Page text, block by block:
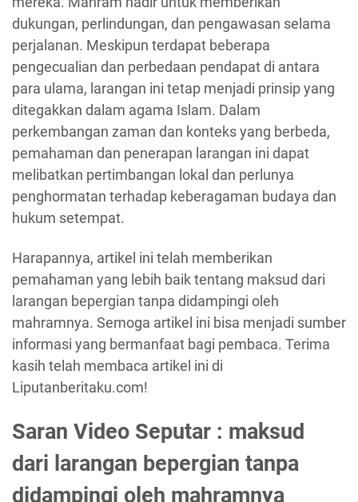
dukungan, perlindungan, dan pengawasan selama
perjalanan. Meskipun terdapat beberapa
pengecualian dan perbedaan pendapat di antara
para ulama, larangan ini tetap menjadi prinsip yang
ditegakkan dalam agama Islam. Dalam
perkembangan zaman dan konteks yang berbeda,
pemahaman dan penerapan larangan ini dapat
melibatkan pertimbangan lokal dan perlunya
penghormatan terhadap keberagaman budaya dan
hukum setempat.
Harapannya, artikel ini telah memberikan
pemahaman yang lebih baik tentang maksud dari
larangan bepergian tanpa didampingi oleh
mahramnya. Semoga artikel ini bisa menjadi sumber
informasi yang bermanfaat bagi pembaca. Terima
kasih telah membaca artikel ini di
Liputanberitaku.com!
Saran Video Seputar : maksud
dari larangan bepergian tanpa
didampingi oleh mahramnya